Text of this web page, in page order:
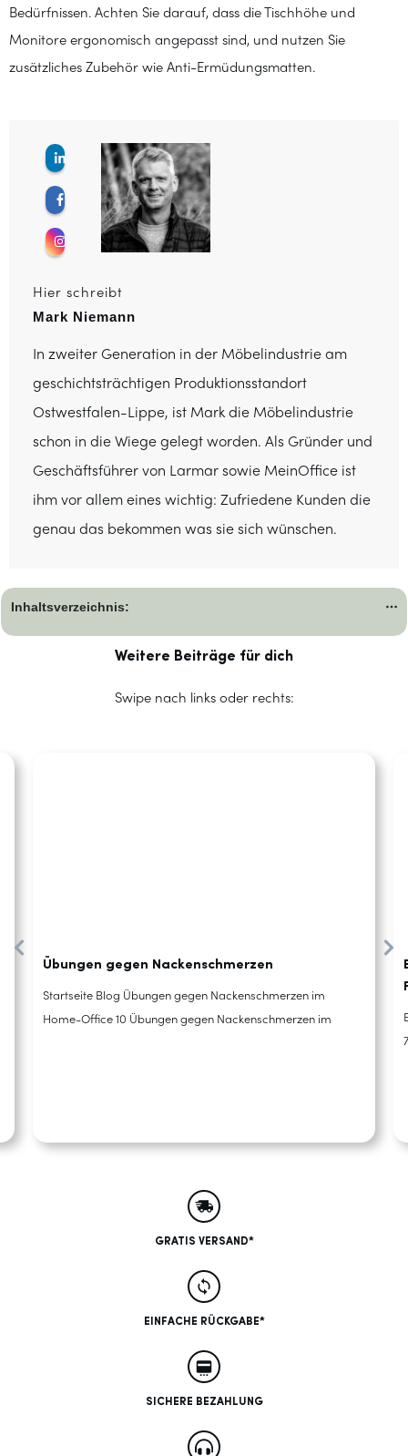
Bedürfnissen. Achten Sie darauf, dass die Tischhöhe und
Monitore ergonomisch angepasst sind, und nutzen Sie
zusätzliches Zubehör wie Anti-Ermüdungsmatten.
Hier schreibt
Mark Niemann
In zweiter Generation in der Möbelindustrie am
geschichtsträchtigen Produktionsstandort
Ostwestfalen-Lippe, ist Mark die Möbelindustrie
schon in die Wiege gelegt worden. Als Gründer und
Geschäftsführer von Larmar sowie MeinOffice ist
ihm vor allem eines wichtig: Zufriedene Kunden die
genau das bekommen was sie sich wünschen.
Inhaltsverzeichnis:
Weitere Beiträge für dich
Swipe nach links oder rechts:
Übungen gegen Nackenschmerzen
Startseite Blog Übungen gegen Nackenschmerzen im
Home-Office 10 Übungen gegen Nackenschmerzen im
GRATIS VERSAND*
EINFACHE RÜCKGABE*
SICHERE BEZAHLUNG